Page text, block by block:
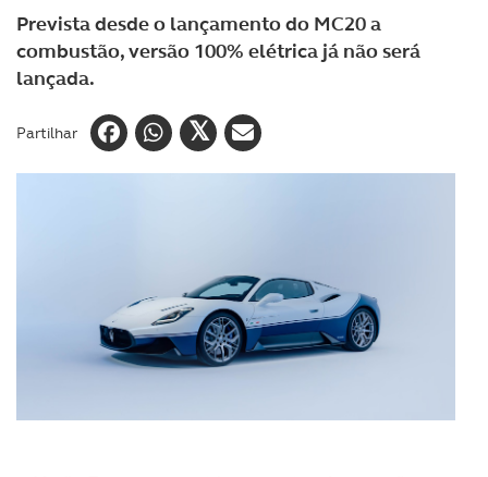
Prevista desde o lançamento do MC20 a
combustão, versão 100% elétrica já não será
lançada.
Partilhar